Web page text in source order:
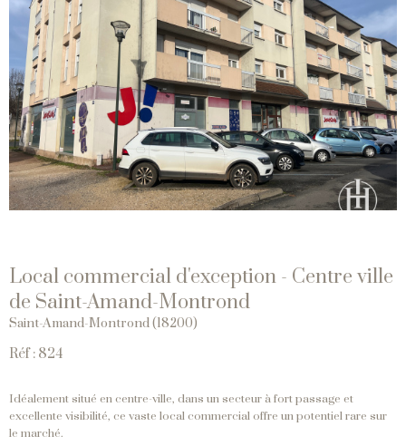
Local commercial d'exception - Centre ville
de Saint-Amand-Montrond
Saint-Amand-Montrond (18200)
Réf : 824
Idéalement situé en centre-ville, dans un secteur à fort passage et
excellente visibilité, ce vaste local commercial offre un potentiel rare sur
le marché.